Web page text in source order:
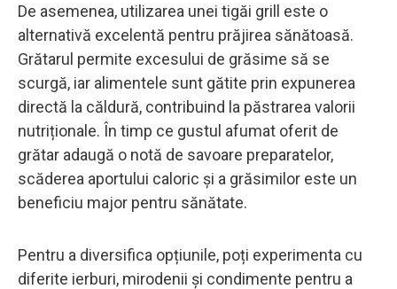
De asemenea, utilizarea unei tigăi grill este o
alternativă excelentă pentru prăjirea sănătoasă.
Grătarul permite excesului de grăsime să se
scurgă, iar alimentele sunt gătite prin expunerea
directă la căldură, contribuind la păstrarea valorii
nutriționale. În timp ce gustul afumat oferit de
grătar adaugă o notă de savoare preparatelor,
scăderea aportului caloric și a grăsimilor este un
beneficiu major pentru sănătate.
Pentru a diversifica opțiunile, poți experimenta cu
diferite ierburi, mirodenii și condimente pentru a